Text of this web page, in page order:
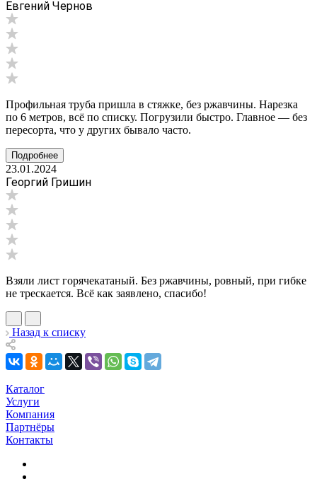
Евгений Чернов
Профильная труба пришла в стяжке, без ржавчины. Нарезка
по 6 метров, всё по списку. Погрузили быстро. Главное — без
пересорта, что у других бывало часто.
Подробнее
23.01.2024
Георгий Гришин
Взяли лист горячекатаный. Без ржавчины, ровный, при гибке
не трескается. Всё как заявлено, спасибо!
Назад к списку
Каталог
Услуги
Компания
Партнёры
Контакты